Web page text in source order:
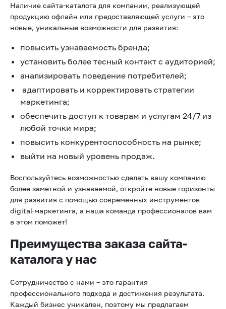
Наличие сайта-каталога для компании, реализующей
продукцию офлайн или предоставляющей услуги – это
новые, уникальные возможности для развития:
повысить узнаваемость бренда;
установить более тесный контакт с аудиторией;
анализировать поведение потребителей;
адаптировать и корректировать стратегии
маркетинга;
обеспечить доступ к товарам и услугам 24/7 из
любой точки мира;
повысить конкурентоспособность на рынке;
выйти на новый уровень продаж.
Воспользуйтесь возможностью сделать вашу компанию
более заметной и узнаваемой, откройте новые горизонты
для развития с помощью современных инструментов
digital-маркетинга, а наша команда профессионалов вам
в этом поможет!
Преимущества заказа сайта-
каталога у нас
Сотрудничество с нами – это гарантия
профессионального подхода и достижения результата.
Каждый бизнес уникален, поэтому мы предлагаем